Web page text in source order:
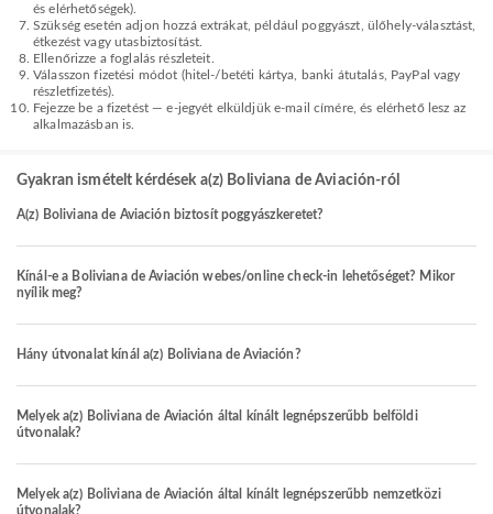
és elérhetőségek).
Szükség esetén adjon hozzá extrákat, például poggyászt, ülőhely-választást,
étkezést vagy utasbiztosítást.
Ellenőrizze a foglalás részleteit.
Válasszon fizetési módot (hitel-/betéti kártya, banki átutalás, PayPal vagy
részletfizetés).
Fejezze be a fizetést — e-jegyét elküldjük e-mail címére, és elérhető lesz az
alkalmazásban is.
Gyakran ismételt kérdések a(z) Boliviana de Aviación-ról
A(z) Boliviana de Aviación biztosít poggyászkeretet?
Kínál-e a Boliviana de Aviación webes/online check-in lehetőséget? Mikor
nyílik meg?
Hány útvonalat kínál a(z) Boliviana de Aviación?
Melyek a(z) Boliviana de Aviación által kínált legnépszerűbb belföldi
útvonalak?
Melyek a(z) Boliviana de Aviación által kínált legnépszerűbb nemzetközi
útvonalak?